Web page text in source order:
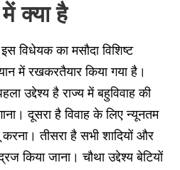
क्या है
विधेयक का मसौदा विशिष्ट
में रखकरतैयार किया गया है।
उद्देश्य है राज्य में बहुविवाह की
दूसरा है विवाह के लिए न्यूनतम
तीसरा है सभी शादियों और
किया जाना। चौथा उद्देश्य बेटियों